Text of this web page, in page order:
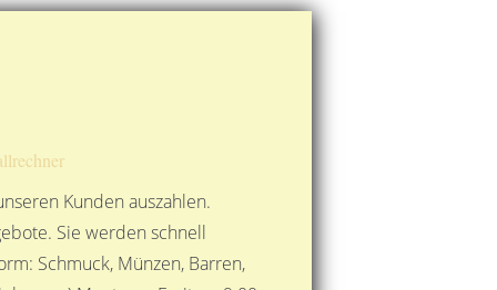
Kunden auszahlen.
Sie werden schnell
Schmuck, Münzen, Barren,